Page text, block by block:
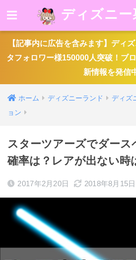
ディズニー
【記事内に広告を含みます】ディ
タフォロワー様150000人突破！ブ
新情報を発信
ホーム ディズニーランド
ディズ
ョン
スターツアーズでダース
確率は？レアが出ない時
2017年2月20日 2018年8月15日